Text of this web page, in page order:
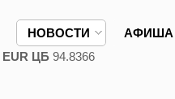
НОВОСТИ АФИША
EUR ЦБ 94.8366